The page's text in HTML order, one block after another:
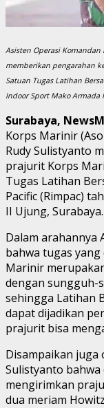
Asisten Operasi
memberikan pengarahan
Satuan Tugas Latihan
Indoor Sport Mako Armada
Surabaya,
Korps Marinir
Rudy Sulistyanto
prajurit Korps
Tugas Latihan
Pacific (Rimpac)
II Ujung,
Dalam arahannya
bahwa tugas
Marinir
dengan sungguh-
sehingga Latihan
dapat dijadikan
prajurit bisa
Disampaikan juga
Sulistyanto bahwa
mengirimkan
dua meriam